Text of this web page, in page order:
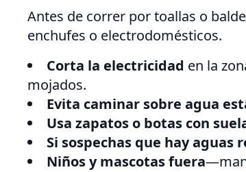
Antes de correr por toallas o
enchufes o electrodomésticos.
Corta la electricidad en la
mojados.
Evita caminar sobre agua
Usa zapatos o botas con
Si sospechas que hay aguas
Niños y mascotas fuera